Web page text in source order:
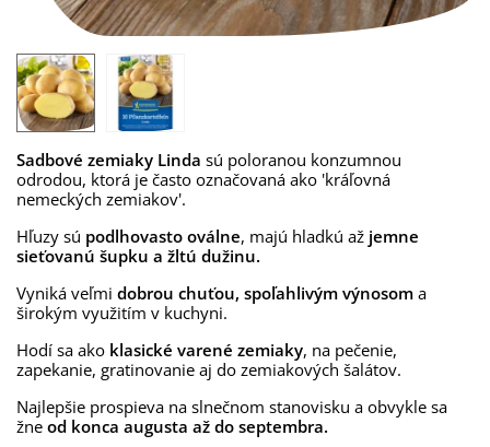
Sadbové zemiaky Linda sú poloranou konzumnou
odrodou, ktorá je často označovaná ako 'kráľovná
nemeckých zemiakov'.
Hľuzy sú podlhovasto oválne, majú hladkú až jemne
sieťovanú šupku a žltú dužinu.
Vyniká veľmi dobrou chuťou, spoľahlivým výnosom a
širokým využitím v kuchyni.
Hodí sa ako klasické varené zemiaky, na pečenie,
zapekanie, gratinovanie aj do zemiakových šalátov.
Najlepšie prospieva na slnečnom stanovisku a obvykle sa
žne od konca augusta až do septembra.